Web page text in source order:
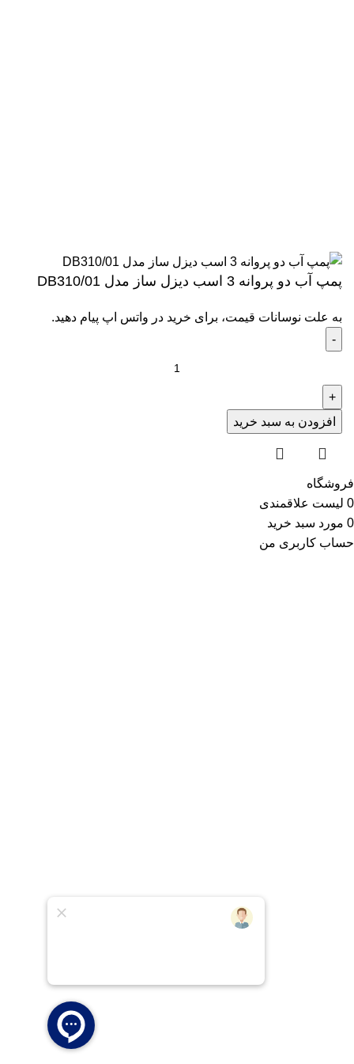
پمپ آب دو پروانه 3 اسب دیزل ساز مدل DB310/01
به علت نوسانات قیمت، برای خرید در واتس اپ پیام دهید.
افزودن به سبد خرید
فروشگاه
0 لیست علاقمندی
0 مورد سبد خرید
حساب کاربری من